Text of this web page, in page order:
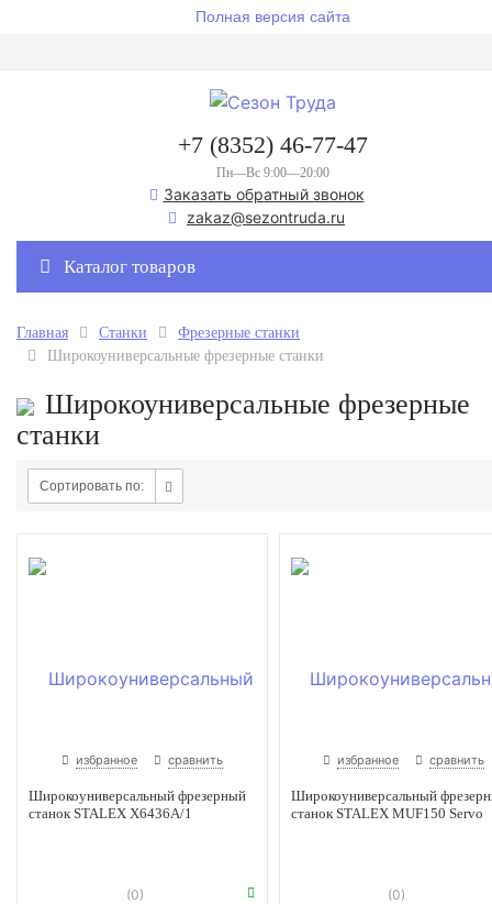
Полная версия сайта
+7 (8352) 46-77-47
Пн—Вс 9:00—20:00
Заказать обратный звонок
zakaz@sezontruda.ru
Каталог товаров
Главная Станки
Фрезерные станки
Широкоуниверсальные фрезерные станки
Широкоуниверсальные фрезерные
станки
Сортировать по:
избранное сравнить
Широкоуниверсальный фрезерный
станок STALEX X6436A/1
(0)
избранное сравнить
Широкоуниверсальный
станок STALEX MUF150 Servo
(0)